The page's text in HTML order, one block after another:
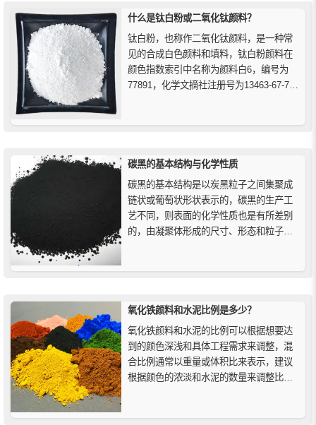
纪第一批合成有机颜料问世后...
什么是钛白粉或二氧化钛颜料？
钛白粉，也称作二氧化钛颜料，是一种常
见的合成白色颜料和填料，钛白粉颜料在
颜色指数索引中名称为颜料白6，编号为
77891，化学文摘社注册号为13463-67-7，
钛铁矿氧化物...
碳黑的基本结构与化学性质
碳黑的基本结构是以炭黑粒子之间集聚成
链状或葡萄状形状表示的，碳黑的生产工
艺不同，则表面的化学性质也是有所差别
的，由凝聚体形成的尺寸、形态和粒子构
氧化铁颜料和水泥比例是多少？
氧化铁颜料和水泥的比例可以根据想要达
到的颜色深浅和具体工程需求来调整，混
合比例通常以重量或体积比来表示，建议
根据颜色的浓淡和水泥的数量来调整比